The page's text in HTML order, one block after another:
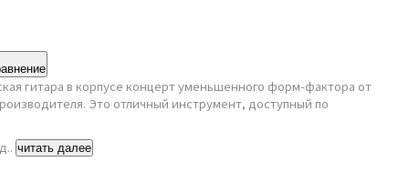
гитара в корпусе концерт уменьшенного форм-фактора от
Это отличный инструмент, доступный по
читать далее